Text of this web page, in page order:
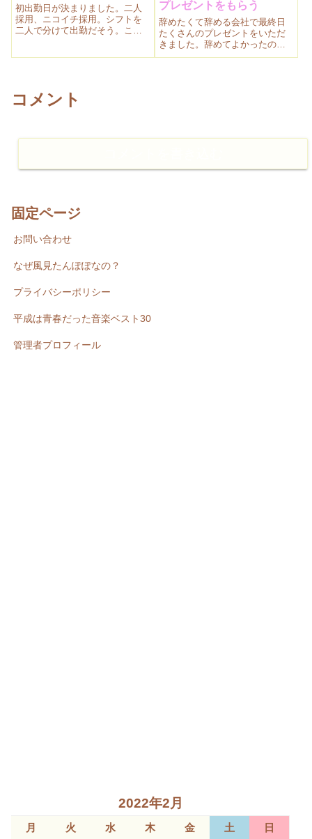
初出勤日が決まりました。二人
採用、ニコイチ採用。シフトを
二人で分けて出勤だそう。これ
プレゼントをもらう
辞めたくて辞める会社で最終日
たくさんのプレゼントをいただ
きました。辞めてよかったのか
な？とちょっと思う、後悔を感
コメント
固定ページ
お問い合わせ
なぜ風見たんぽぽなの？
プライバシーポリシー
平成は青春だった音楽ベスト30
管理者プロフィール
2022年2月
月 火 水 木 金 土
日